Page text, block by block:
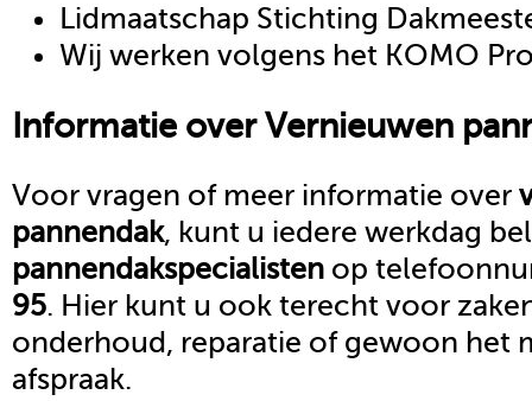
Lidmaatschap Stichting
Wij werken volgens het KOMO
Informatie overVernieuwen
Voor vragen of meer informatie over
pannendak, kunt u iedere werkdag
pannendakspecialisten op
95. Hier kunt u ook terecht voor
onderhoud, reparatie of gewoon het
afspraak.